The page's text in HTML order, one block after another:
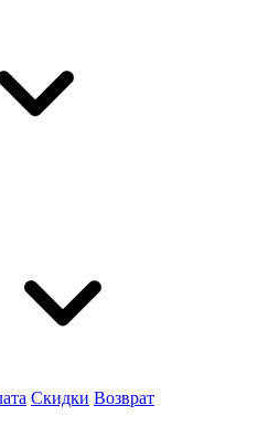
Скидки Возврат